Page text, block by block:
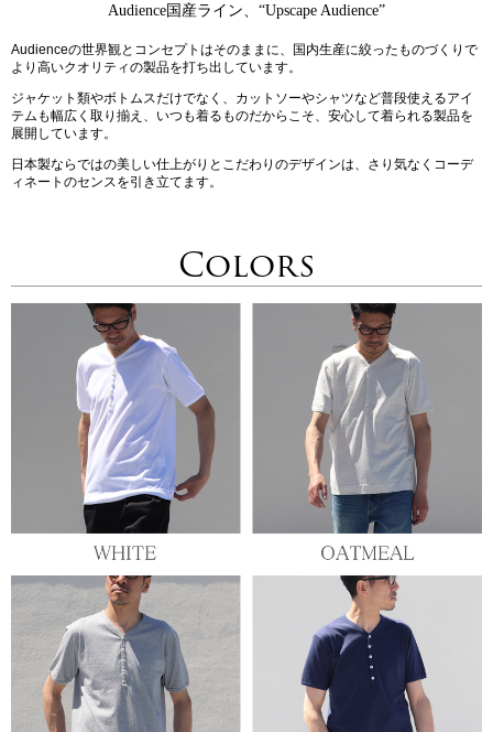
Audience国産ライン、“Upscape Audience”
Audienceの世界観とコンセプトはそのままに、国内生産に絞ったものづくりで
より高いクオリティの製品を打ち出しています。
ジャケット類やボトムスだけでなく、カットソーやシャツなど普段使えるアイ
テムも幅広く取り揃え、いつも着るものだからこそ、安心して着られる製品を
展開しています。
日本製ならではの美しい仕上がりとこだわりのデザインは、さり気なくコーデ
ィネートのセンスを引き立てます。
Colors